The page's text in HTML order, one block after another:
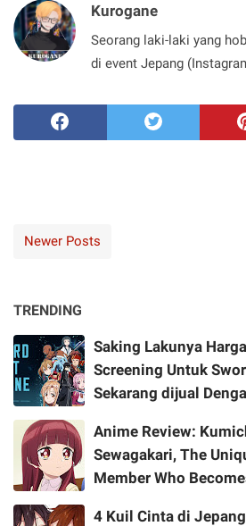
Kurogane
Seorang laki-laki yang
di event Jepang
Newer Posts
TRENDING
Saking Lakunya
Screening Untuk
Sekarang dijual
Anime Review:
Sewagakari, The
Member Who
4 Kuil Cinta di